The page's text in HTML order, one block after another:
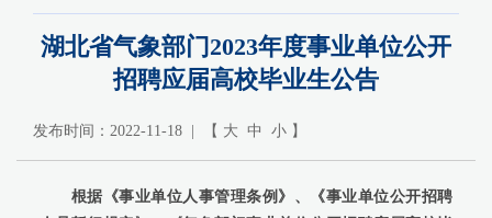
湖北省气象部门2023年度事业单位公开
招聘应届高校毕业生公告
发布时间：2022-11-18 | 【 大 中 小 】
根据《事业单位人事管理条例》、《事业单位公开招聘